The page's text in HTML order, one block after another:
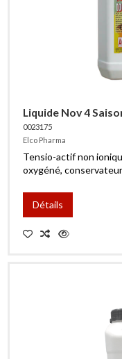
Liquide Nov 4
0023175
Elco Pharma
Tensio-actif non
oxygéné,
Détails